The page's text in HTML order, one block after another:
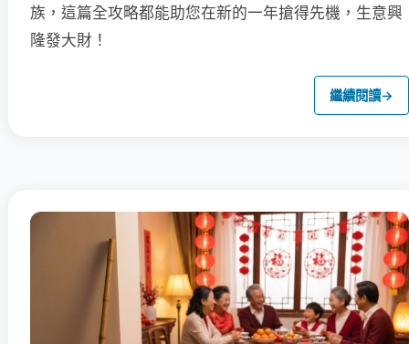
族，這篇全攻略都能助您在新的一年搶得先機，生意興
隆發大財！
繼續閱讀→